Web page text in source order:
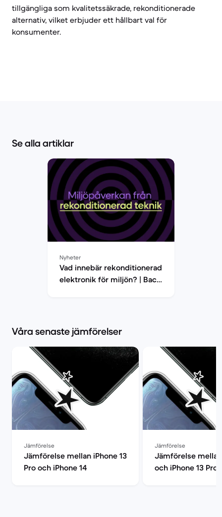
tillgängliga som kvalitetssäkrade, rekonditionerade
alternativ, vilket erbjuder ett hållbart val för
konsumenter.
Se alla artiklar
Nyheter
Vad innebär rekonditionerad
elektronik för miljön? | Back
Våra senaste jämförelser
Jämförelse
Jämförelse mellan iPhone 13
Pro och iPhone 14
Jämförelse
Jämförelse mellan
och iPhone 13 Pro